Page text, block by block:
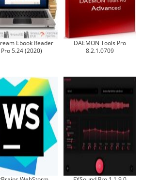
Ebook Reader
Pro 5.24 (2020)
DAEMON Tools Pro
8.2.1.0709